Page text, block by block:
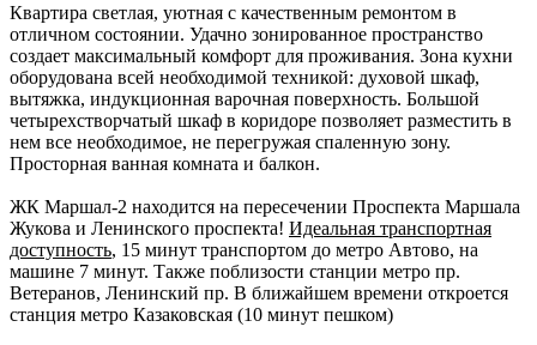
Квартира светлая, уютная с качественным ремонтом в
отличном состоянии. Удачно зонированное пространство
создает максимальный комфорт для проживания. Зона кухни
оборудована всей необходимой техникой: духовой шкаф,
вытяжка, индукционная варочная поверхность. Большой
четырехстворчатый шкаф в коридоре позволяет разместить в
нем все необходимое, не перегружая спаленную зону.
Просторная ванная комната и балкон.
ЖК Маршал-2 находится на пересечении Проспекта Маршала
Жукова и Ленинского проспекта! Идеальная транспортная
доступность, 15 минут транспортом до метро Автово, на
машине 7 минут. Также поблизости станции метро пр.
Ветеранов, Ленинский пр. В ближайшем времени откроется
станция метро Казаковская (10 минут пешком)